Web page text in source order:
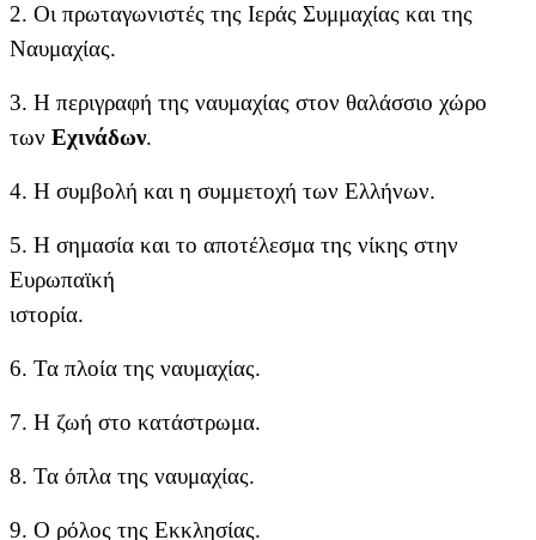
2. Οι πρωταγωνιστές της Ιεράς Συμμαχίας και της
Ναυμαχίας.
3. Η περιγραφή της ναυμαχίας στον θαλάσσιο χώρο
των Εχινάδων.
4. Η συμβολή και η συμμετοχή των Ελλήνων.
5. Η σημασία και το αποτέλεσμα της νίκης στην
Ευρωπαϊκή
ιστορία.
6. Τα πλοία της ναυμαχίας.
7. Η ζωή στο κατάστρωμα.
8. Τα όπλα της ναυμαχίας.
9. Ο ρόλος της Εκκλησίας.